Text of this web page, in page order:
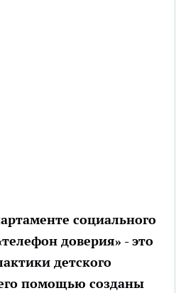
социального
доверия» - это
детского
помощью созданы